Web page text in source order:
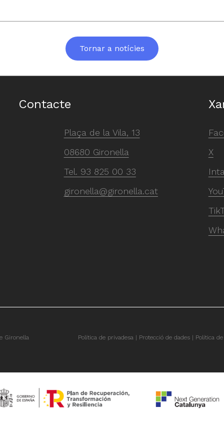
Tornar a notícies
Contacte
Plaça de la Vila, 13
08680 Gironella
Tel. 93 825 00 33
gironella@gironella.cat
X
Gironella Política de privadesa Protecció de dades Política